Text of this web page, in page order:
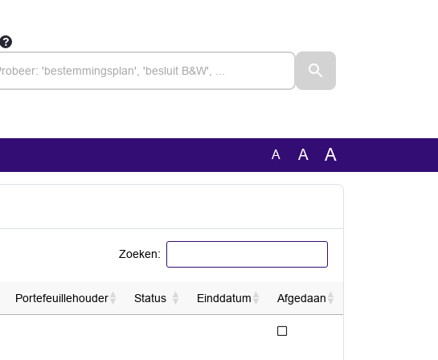
A A A
Zoeken:
Portefeuillehouder Status Einddatum Afgedaan
Niet afgedaan